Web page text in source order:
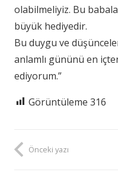
olabilmeliyiz. Bu
büyük hediyedir.
Bu duygu ve
anlamlı gününü en
ediyorum.”
Görüntüleme 316
Önceki yazı